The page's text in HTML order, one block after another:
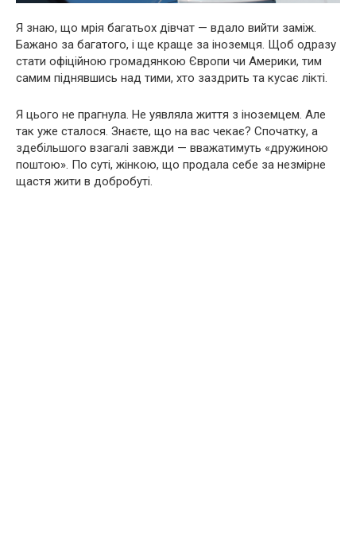
Я знаю, що мрія багатьох дівчат — вдало вийти заміж.
Бажано за багатого, і ще краще за іноземця. Щоб одразу
стати офіційною громадянкою Європи чи Америки, тим
самим піднявшись над тими, хто заздрить та кусає лікті.
Я цього не прагнула. Не уявляла життя з іноземцем. Але
так уже сталося. Знаєте, що на вас чекає? Спочатку, а
здебільшого взагалі завжди — вважатимуть «дружиною
поштою». По суті, жінкою, що продала себе за незмірне
щастя жити в добробуті.